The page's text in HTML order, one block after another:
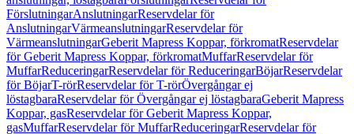
FörslutningarAnslutningarReservdelar för
AnslutningarVärmeanslutningarReservdelar för
VärmeanslutningarGeberit Mapress Koppar, förkromatReservdelar
för Geberit Mapress Koppar, förkromatMuffarReservdelar för
MuffarReduceringarReservdelar för ReduceringarBöjarReservdelar
för BöjarT-rörReservdelar för T-rörÖvergångar ej
löstagbaraReservdelar för Övergångar ej löstagbaraGeberit Mapress
Koppar, gasReservdelar för Geberit Mapress Koppar,
gasMuffarReservdelar för MuffarReduceringarReservdelar för